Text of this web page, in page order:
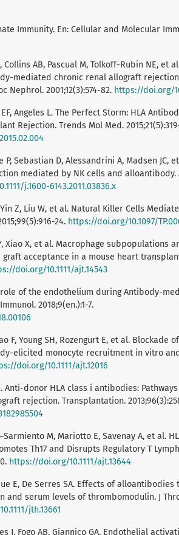
Immunity. En: Cellular and Molecular
Collins AB, Pascual M, Tolkoff-Rubin NE, et
mediated chronic renal allograft
Nephrol. 2001;12(3):574-82. https://doi.org/
Angeles L. The Perfect Storm: HLA
Rejection. Trends Mol Med.
P, Sebastian D, Alessandrini A, Madsen JC,
mediated by NK cells and alloantibody.
j.1600-6143.2011.03836.x
Yin Z, Liu W, et al. Natural Killer Cells
24. https://doi.org/10.1097/
Y, Xiao X, et al. Macrophage subpopulations
acceptance in a mouse heart
doi.org/10.1111/ajt.14543
role of the endothelium during Antibody-
2018;9(en.):1-7.
F, Young SH, Rozengurt E, et al. Blockade
elicited monocyte recruitment in vitro and
doi.org/10.1111/ajt.12016
Anti-donor HLA class i antibodies:
rejection. Transplantation.
Sarmiento M, Mariotto E, Savenay A, et al.
Th17 and Disrupts Regulatory T
https://doi.org/10.1111/ajt.13644
E, De Serres SA. Effects of
and serum levels of thrombomodulin. J
jth.13661
J, Fogo AB, Giannico GA. Endothelial